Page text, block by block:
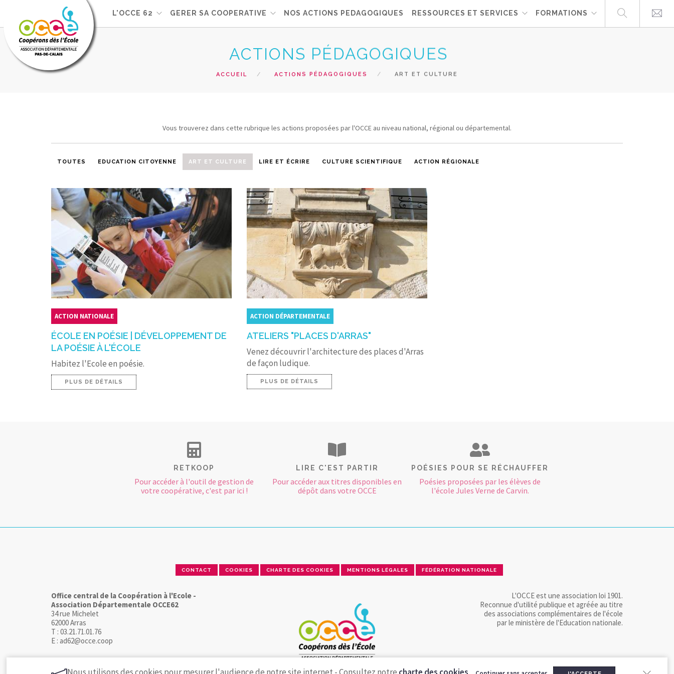
L'OCCE 62 GERER SA COOPERATIVE NOS ACTIONS PEDAGOGIQUES RESSOURCES ET SERVICES FORMATIONS
ACTIONS PÉDAGOGIQUES
ACCUEIL ACTIONS PÉDAGOGIQUES ART ET CULTURE
Vous trouverez dans cette rubrique les actions proposées par l'OCCE au niveau national, régional ou départemental.
TOUTES EDUCATION CITOYENNE ART ET CULTURE LIRE ET ÉCRIRE CULTURE SCIENTIFIQUE ACTION RÉGIONALE
ACTION NATIONALE
ÉCOLE EN POÉSIE | DÉVELOPPEMENT DE
LA POÉSIE À L'ÉCOLE
Habitez l'Ecole en poésie.
PLUS DE DÉTAILS
ACTION DÉPARTEMENTALE
ATELIERS "PLACES D'ARRAS"
Venez découvrir l'architecture des places d'Arras
de façon ludique.
PLUS DE DÉTAILS
RETKOOP
Pour accéder à l'outil de gestion de
votre coopérative, c'est par ici !
LIRE C'EST PARTIR
Pour accéder aux titres disponibles en
dépôt dans votre OCCE
POÉSIES POUR SE RÉCHAUFFER
Poésies proposées par les élèves de
l'école Jules Verne de Carvin.
CONTACT COOKIES CHARTE DES COOKIES MENTIONS LÉGALES FÉDÉRATION NATIONALE
Office central de la Coopération à l'Ecole -
Association Départementale OCCE62
34 rue Michelet
62000 Arras
T : 03.21.71.01.76
E : ad62@occe.coop
L'OCCE est une association loi 1901.
Reconnue d'utilité publique et agréée au titre
des associations complémentaires de l'école
par le ministère de l'Education nationale.